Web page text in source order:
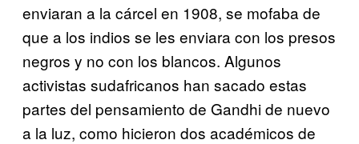
enviaran a la cárcel en 1908, se mofaba de
que a los indios se les enviara con los presos
negros y no con los blancos. Algunos
activistas sudafricanos han sacado estas
partes del pensamiento de Gandhi de nuevo
a la luz, como hicieron dos académicos de